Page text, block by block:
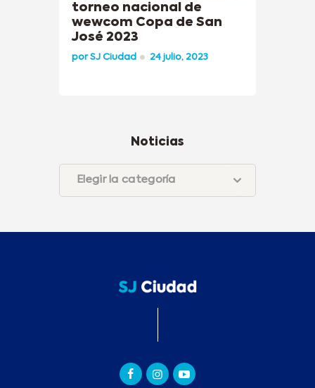
torneo nacional de
wewcom Copa de San
José 2023
porSJ Ciudad 24 julio, 2023
Noticias